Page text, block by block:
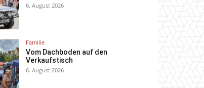
6. August 2026
Familie
Vom Dachboden auf den
Verkaufstisch
6. August 2026